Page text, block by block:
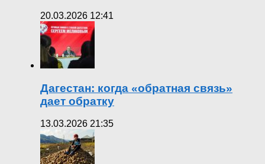
20.03.2026 12:41
Дагестан: когда «обратная связь»
дает обратку
13.03.2026 21:35